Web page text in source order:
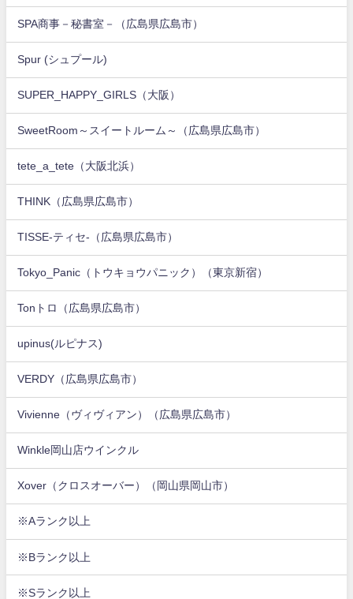
SPA商事－秘書室－（広島県広島市）
Spur (シュプール)
SUPER_HAPPY_GIRLS（大阪）
SweetRoom～スイートルーム～（広島県広島市）
tete_a_tete（大阪北浜）
THINK（広島県広島市）
TISSE-ティセ-（広島県広島市）
Tokyo_Panic（トウキョウパニック）（東京新宿）
Tonトロ（広島県広島市）
upinus(ルピナス)
VERDY（広島県広島市）
Vivienne（ヴィヴィアン）（広島県広島市）
Winkle岡山店ウインクル
Xover（クロスオーバー）（岡山県岡山市）
※Aランク以上
※Bランク以上
※Sランク以上